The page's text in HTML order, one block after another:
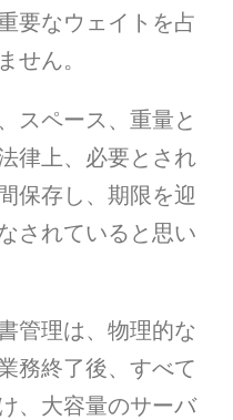
要なウェイトを占
せん。
スペース、重量と
律上、必要とされ
保存し、期限を迎
されていると思い
管理は、物理的な
務終了後、すべて
、大容量のサーバ